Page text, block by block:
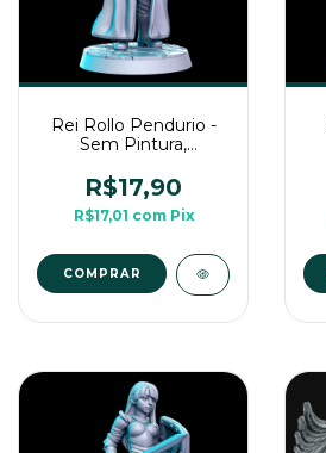
Rei Rollo Pendurio -
Sem Pintura,
Rpg de Mesa
R$17,90
R$17,01 com Pix
COMPRAR